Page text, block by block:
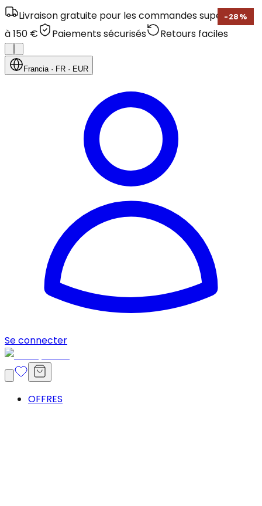
Livraison gratuite pour les commandes supérieures
à 150 €
Paiements sécurisés Retours faciles
Francia· FR · EUR
Se connecter
OFFRES
- 28 %